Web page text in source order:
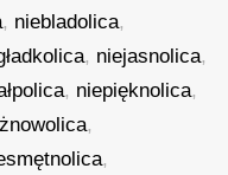
, niebladolica,
, niejasnolica,
, niepięknolica,
,
,